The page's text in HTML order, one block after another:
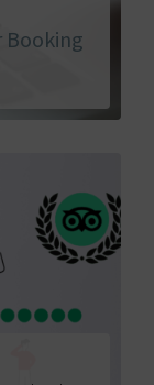
Booking